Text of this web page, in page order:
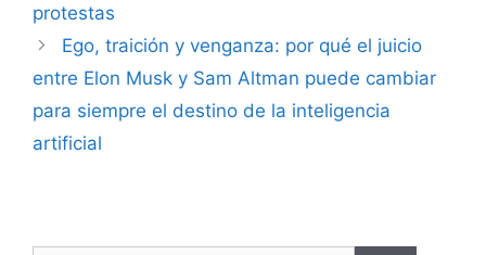
protestas
Ego, traición y venganza: por qué el juicio
entre Elon Musk y Sam Altman puede cambiar
para siempre el destino de la inteligencia
artificial